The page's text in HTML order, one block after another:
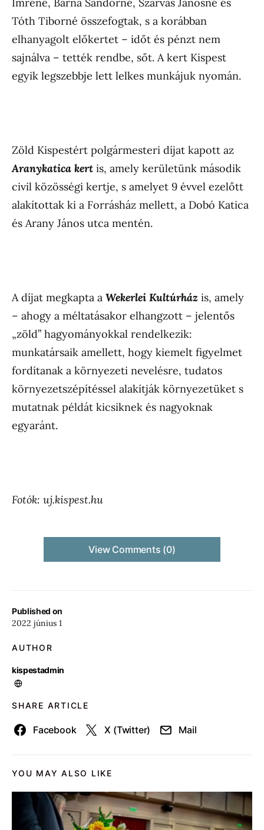
Published on
2022 június 1
AUTHOR
kispestadmin
SHARE ARTICLE
Facebook X (Twitter) Mail
Tóth Tiborné összefogtak, s a korábban
elhanyagolt előkertet – időt és pénzt nem
sajnálva – tették rendbe, sőt. A kert Kispest
egyik legszebbje lett lelkes munkájuk nyomán.
Zöld Kispestért polgármesteri díjat kapott az
Aranykatica kert is, amely kerületünk második
civil közösségi kertje, s amelyet 9 évvel ezelőtt
alakítottak ki a Forrásház mellett, a Dobó Katica
és Arany János utca mentén.
A díjat megkapta a Wekerlei Kultúrház is, amely
– ahogy a méltatásakor elhangzott – jelentős
„zöld” hagyományokkal rendelkezik:
munkatársaik amellett, hogy kiemelt figyelmet
fordítanak a környezeti nevelésre, tudatos
környezetszépítéssel alakítják környezetüket s
mutatnak példát kicsiknek és nagyoknak
egyaránt.
Fotók: uj.kispest.hu
View Comments (0)
YOU MAY ALSO LIKE